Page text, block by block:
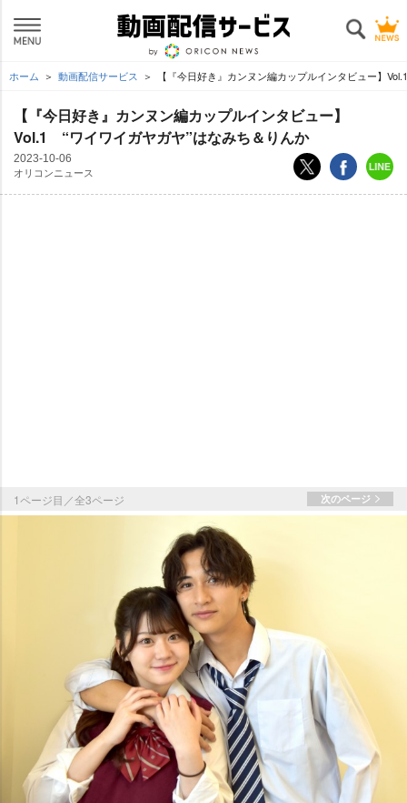
ホーム 動画配信サービス 【『今日好き』カンヌン編カップルインタビュー】
【『今日好き』カンヌン編カップルインタビュー】
Vol.1 “ワイワイガヤガヤ”はなみち＆りんか
2023-10-06
オリコンニュース
1ページ目／全3ページ 次のページ